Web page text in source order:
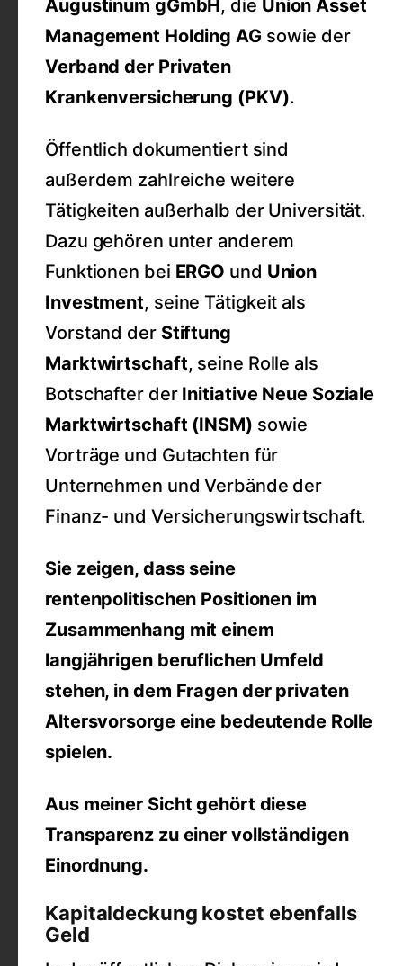
Augustinum gGmbH , die Union Asset
Management Holding AGsowie der
Verband der Privaten
Krankenversicherung (PKV).
Öffentlich dokumentiert sind
außerdem zahlreiche weitere
Tätigkeiten außerhalb der Universität.
Dazu gehören unter anderem
Funktionen bei ERGO und Union
Investment, seine Tätigkeit als
Vorstand der Stiftung
Marktwirtschaft, seine Rolle als
Botschafter der Initiative Neue Soziale
Marktwirtschaft (INSM) sowie
Vorträge und Gutachten für
Unternehmen und Verbände der
Finanz- und Versicherungswirtschaft.
Sie zeigen, dass seine
rentenpolitischen Positionen im
Zusammenhang mit einem
langjährigen beruflichen Umfeld
stehen, in dem Fragen der privaten
Altersvorsorge eine bedeutende Rolle
spielen.
Aus meiner Sicht gehört diese
Transparenz zu einer vollständigen
Einordnung.
Kapitaldeckung kostet ebenfalls
Geld